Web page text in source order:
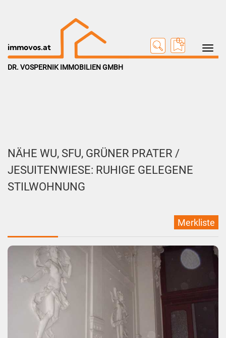
Toggle
immovos.at
0
DR. VOSPERNIK IMMOBILIEN GMBH
NÄHE WU, SFU, GRÜNER PRATER /
JESUITENWIESE: RUHIGE GELEGENE
STILWOHNUNG
Merkliste